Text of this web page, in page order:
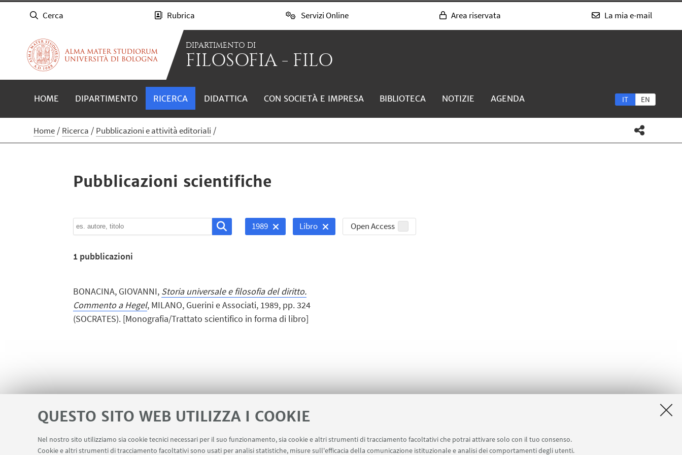
QUESTO SITO WEB UTILIZZA I COOKIE
Nel nostro sito utilizziamo sia cookie tecnici necessari per il suo funzionamento, sia cookie e altri strumenti di tracciamento facoltativi che potrai attivare solo con il tuo consenso.
Cookie e altri strumenti di tracciamento facoltativi sono usati per analisi statistiche, misure sull'efficacia della comunicazione istituzionale e analisi dei comportamenti degli utenti.
Cerca Rubrica Servizi Online Area riservata La mia e-mail
DIPARTIMENTO DI
FILOSOFIA - FILO
IT EN
HOME DIPARTIMENTO RICERCA DIDATTICA CON SOCIETÀ E IMPRESA BIBLIOTECA NOTIZIE AGENDA
Home Ricerca Pubblicazioni e attività editoriali
Pubblicazioni scientifiche
1989 Libro Open Access
1pubblicazioni
BONACINA, GIOVANNI, Storia universale e filosofia del diritto.
Commento a Hegel, MILANO, Guerini e Associati, 1989, pp. 324
(SOCRATES). [Monografia/Trattato scientifico in forma di libro]
LINK UTILI Contatti Area riservata FILO U-Web Missioni AlmaEsami AlmaWifi Proxy: connessione da remoto InfoPoint Azzo Gardino